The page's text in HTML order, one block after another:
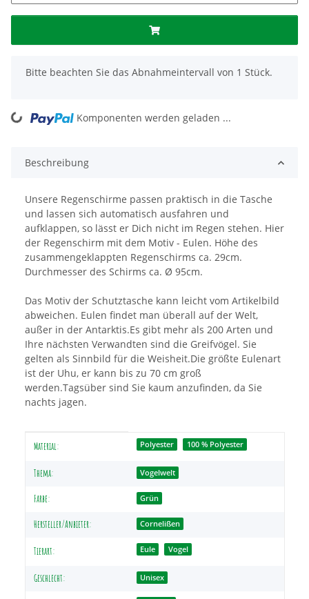
x
Bitte beachten Sie das Abnahmeintervall von 1 Stück.
Komponenten werden geladen ...
Beschreibung
Unsere Regenschirme passen praktisch in die Tasche
und lassen sich automatisch ausfahren und
aufklappen, so lässt er Dich nicht im Regen stehen. Hier
der Regenschirm mit dem Motiv - Eulen. Höhe des
zusammengeklappten Regenschirms ca. 29cm.
Durchmesser des Schirms ca. Ø 95cm.
Das Motiv der Schutztasche kann leicht vom Artikelbild
abweichen. Eulen findet man überall auf der Welt,
außer in der Antarktis.Es gibt mehr als 200 Arten und
Ihre nächsten Verwandten sind die Greifvögel. Sie
gelten als Sinnbild für die Weisheit.Die größte Eulenart
ist der Uhu, er kann bis zu 70 cm groß
werden.Tagsüber sind Sie kaum anzufinden, da Sie
nachts jagen.
Produkteigenschaft
Wert
Material: Polyester 100 % Polyester
Thema: Vogelwelt
Farbe: Grün
Hersteller/Anbieter: Cornelißen
Tierart: Eule Vogel
Geschlecht: Unisex